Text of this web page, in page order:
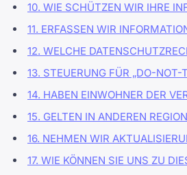
10. WIE SCHÜTZEN WIR IHRE
11. ERFASSEN WIR
12. WELCHE
13. STEUERUNG FÜR „DO-
14. HABEN EINWOHNER DER
15. GELTEN IN ANDEREN
16. NEHMEN WIR
17. WIE KÖNNEN SIE UNS ZU